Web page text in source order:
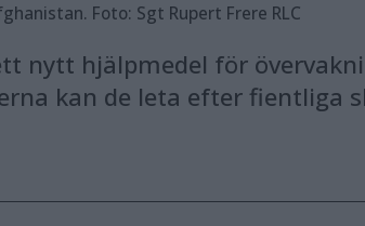
Foto: Sgt Rupert Frere RLC
nytt hjälpmedel för
kan de leta efter fientliga